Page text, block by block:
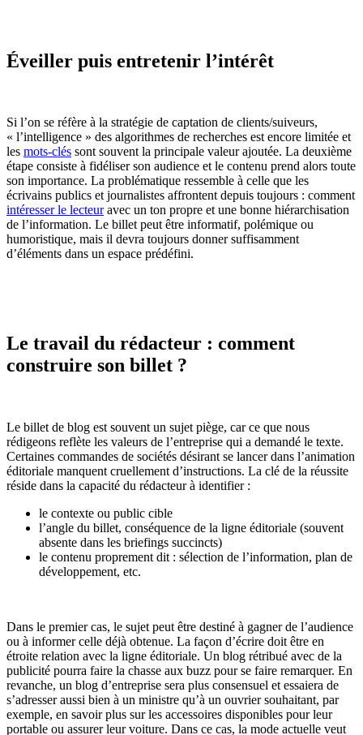
Éveiller puis entretenir l’intérêt
Si l’on se réfère à la stratégie de captation de clients/suiveurs,
« l’intelligence » des algorithmes de recherches est encore limitée et
les mots-clés sont souvent la principale valeur ajoutée. La deuxième
étape consiste à fidéliser son audience et le contenu prend alors toute
son importance. La problématique ressemble à celle que les
écrivains publics et journalistes affrontent depuis toujours : comment
intéresser le lecteuravec un ton propre et une bonne hiérarchisation
de l’information. Le billet peut être informatif, polémique ou
humoristique, mais il devra toujours donner suffisamment
d’éléments dans un espace prédéfini.
Le travail du rédacteur : comment
construire son billet ?
Le billet de blog est souvent un sujet piège, car ce que nous
rédigeons reflète les valeurs de l’entreprise qui a demandé le texte.
Certaines commandes de sociétés désirant se lancer dans l’animation
éditoriale manquent cruellement d’instructions. La clé de la réussite
réside dans la capacité du rédacteur à identifier :
le contexte ou public cible
l’angle du billet, conséquence de la ligne éditoriale (souvent
absente dans les briefings succincts)
le contenu proprement dit : sélection de l’information, plan de
développement, etc.
Dans le premier cas, le sujet peut être destiné à gagner de l’audience
ou à informer celle déjà obtenue. La façon d’écrire doit être en
étroite relation avec la ligne éditoriale. Un blog rétribué avec de la
publicité pourra faire la chasse aux buzz pour se faire remarquer. En
revanche, un blog d’entreprise sera plus consensuel et essaiera de
s’adresser aussi bien à un ministre qu’à un ouvrier souhaitant, par
exemple, en savoir plus sur les accessoires disponibles pour leur
portable ou assurer leur voiture. Dans ce cas, la mode actuelle veut